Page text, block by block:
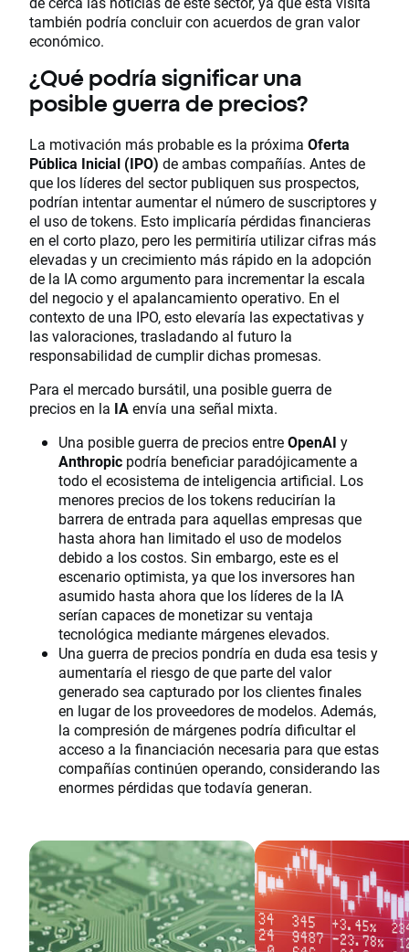
también podría concluir con acuerdos de gran valor
económico.
¿Qué podría significar una
posible guerra de precios?
La motivación más probable es la próxima Oferta
Pública Inicial (IPO) de ambas compañías. Antes de
que los líderes del sector publiquen sus prospectos,
podrían intentar aumentar el número de suscriptores y
el uso de tokens. Esto implicaría pérdidas financieras
en el corto plazo, pero les permitiría utilizar cifras más
elevadas y un crecimiento más rápido en la adopción
de la IA como argumento para incrementar la escala
del negocio y el apalancamiento operativo. En el
contexto de una IPO, esto elevaría las expectativas y
las valoraciones, trasladando al futuro la
responsabilidad de cumplir dichas promesas.
Para el mercado bursátil, una posible guerra de
precios en la IAenvía una señal mixta.
Una posible guerra de precios entreOpenAI y
Anthropic podría beneficiar paradójicamente a
todo el ecosistema de inteligencia artificial. Los
menores precios de los tokens reducirían la
barrera de entrada para aquellas empresas que
hasta ahora han limitado el uso de modelos
debido a los costos. Sin embargo, este es el
escenario optimista, ya que los inversores han
asumido hasta ahora que los líderes de la IA
serían capaces de monetizar su ventaja
tecnológica mediante márgenes elevados.
Una guerra de precios pondría en duda esa tesis y
aumentaría el riesgo de que parte del valor
generado sea capturado por los clientes finales
en lugar de los proveedores de modelos. Además,
la compresión de márgenes podría dificultar el
acceso a la financiación necesaria para que estas
compañías continúen operando, considerando las
enormes pérdidas que todavía generan.